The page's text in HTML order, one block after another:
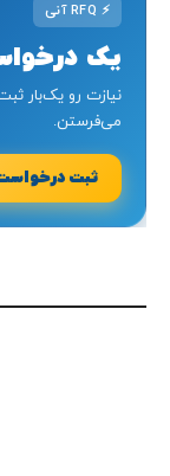
⚡
یک
نیازت رو یک‌بار
می‌فرستن.
ثبت